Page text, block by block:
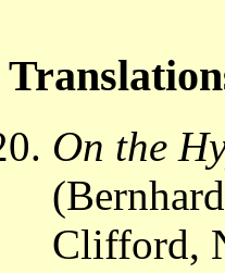
On the
Clifford,